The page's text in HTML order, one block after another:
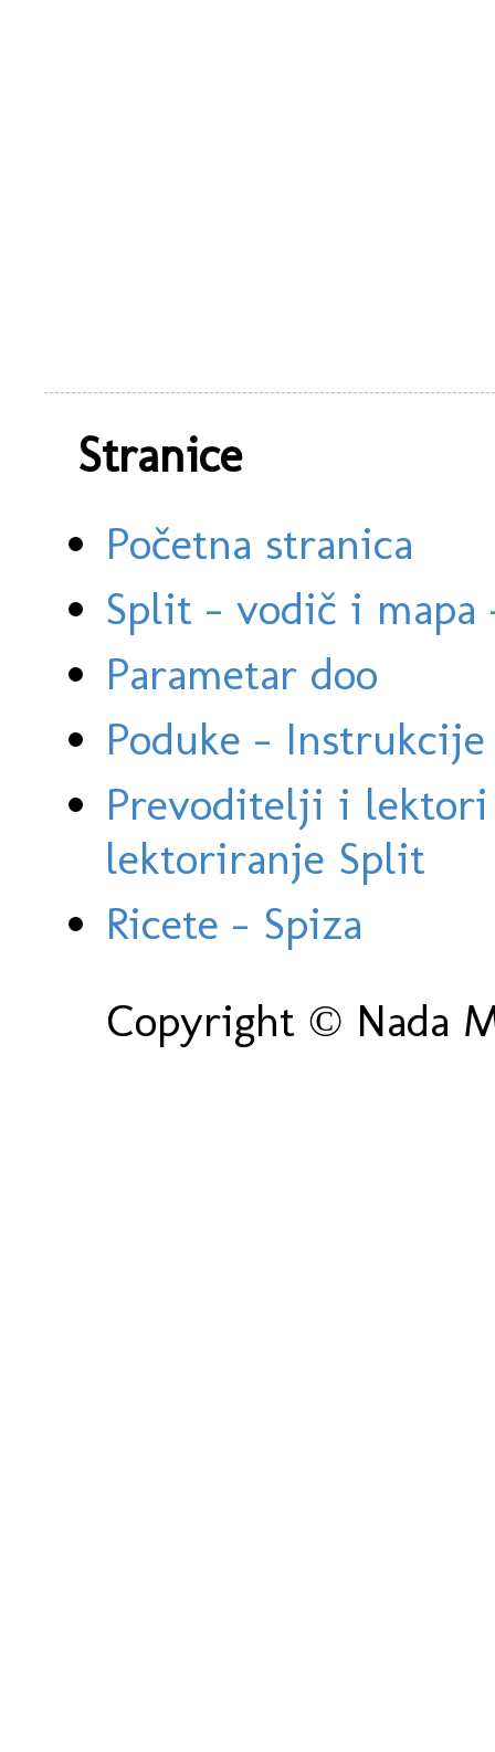
Stranice
Početna stranica
Split - vodič i
Parametar doo
Poduke -
Prevoditelji i
lektoriranje Split
Ricete - Spiza
Copyright © Nada